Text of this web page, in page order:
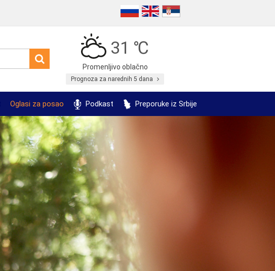
31 ℃
Promenljivo oblačno
Prognoza za narednih 5 dana
Oglasi za posao Podkast Preporuke iz Srbije